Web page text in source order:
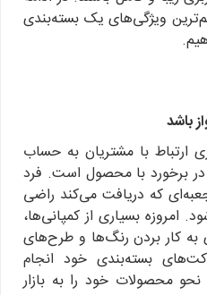
ویژگی‌های یک بسته‌بندی
باشد
ارتباط با مشتریان به حساب
برخورد با محصول است. فرد
که دریافت می‌کند راضی
بسیاری از کمپانی‌ها،
به کار بردن رنگ‌ها و طرح‌های
بسته‌بندی خود انجام
نحو محصولات خود را به بازار